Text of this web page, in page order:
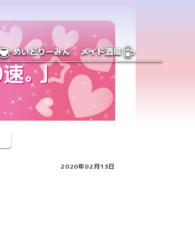
めいどりーみん メイド酒場
2020年02月13日